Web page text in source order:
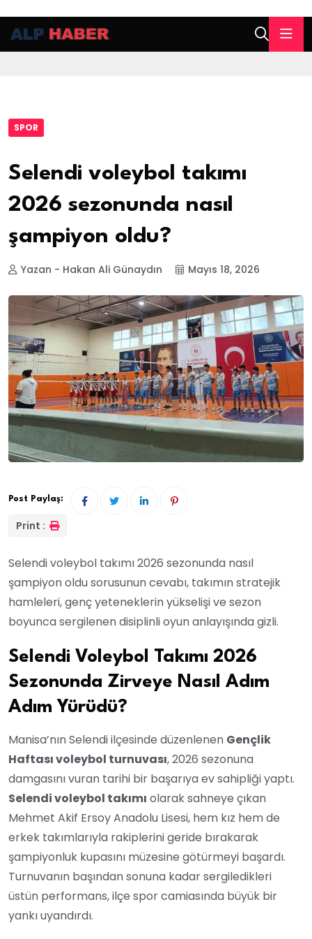
SPOR
Selendi voleybol takımı
2026 sezonunda nasıl
şampiyon oldu?
Yazan - Hakan Ali Günaydın Mayıs 18, 2026
Post Paylaş:
Print :
Selendi voleybol takımı 2026 sezonunda nasıl
şampiyon oldu sorusunun cevabı, takımın stratejik
hamleleri, genç yeteneklerin yükselişi ve sezon
boyunca sergilenen disiplinli oyun anlayışında gizli.
Selendi Voleybol Takımı 2026
Sezonunda Zirveye Nasıl Adım
Adım Yürüdü?
Manisa’nın Selendi ilçesinde düzenlenen Gençlik
Haftası voleybol turnuvası, 2026 sezonuna
damgasını vuran tarihi bir başarıya ev sahipliği yaptı.
Selendi voleybol takımı olarak sahneye çıkan
Mehmet Akif Ersoy Anadolu Lisesi, hem kız hem de
erkek takımlarıyla rakiplerini geride bırakarak
şampiyonluk kupasını müzesine götürmeyi başardı.
Turnuvanın başından sonuna kadar sergiledikleri
üstün performans, ilçe spor camiasında büyük bir
yankı uyandırdı.